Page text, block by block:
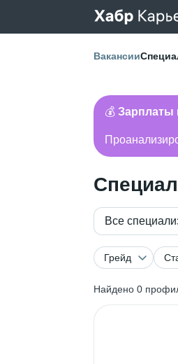
Вакансии
💰 Зарплаты
Все
Грейд
Найдено 0